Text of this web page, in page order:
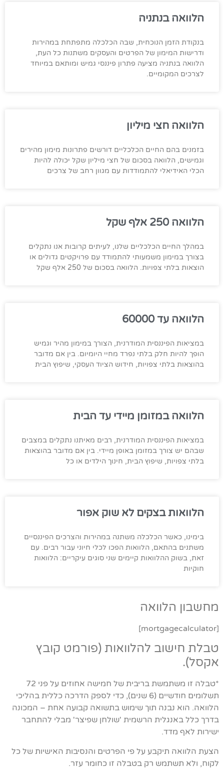
הלוואה בנתניה
בנקודת הזמן הנוכחית, שבה הכלכלה מתפתחת במהירות
ודרישות המימון של הפרטים והעסקים משתנות כל העת,
הלוואה בנתניה מציעה פתרון פיננסי גמיש ומותאם במיוחד
לצרכים המקומיים.
הלוואה חצי מיליון
בזמנים בהם החיים הכלכליים דורשים פתרונות מימון מהירים
וגמישים, הלוואה בסכום של חצי מיליון שקל יכולה להיות
הכלי האידיאלי להתמודדות עם מגוון רחב של צרכים
הלוואה 250 אלף שקל
במהלך החיים הכלכליים שלנו, לעיתים קרובות אנו נתקלים
בצורך במימון משמעותי להתמודד עם פרויקטים גדולים או
הוצאות בלתי צפויות. הלוואה בסכום של 250 אלף שקל
הלוואה עד 60000
במציאות הפיננסית המודרנית, הצורך במימון מהיר וגמיש
הופך להיות חלק בלתי נפרד מחיי היומיום. בין אם מדובר
בהוצאות בלתי צפויות, חידוש הציוד העסקי, שיפוץ הבית
הלוואה במזומן מיידי עד הבית
במציאות הפיננסית המודרנית, רבים מאיתנו נתקלים במצבים
שבהם יש צורך במזומן באופן מיידי. בין אם מדובר בהוצאות
בלתי צפויות, שיפוץ הבית, חינוך הילדים או כל
הלוואות בצקים לא שוק אפור
בימינו, כאשר הכלכלה משתנה במהירות והצרכים הפיננסיים
משתנים בהתאם, הלוואות הפכו לכלי חיוני עבור רבים. עם
זאת, בשוק ההלוואות קיימים שני סוגים עיקריים: הלוואות
חוקיות
מחשבון הלוואה
[mortgagecalculator]
טבלת חישוב להלוואות (פורמט קובץ
אקסל).
*טבלה זו משתמשת בריבית של חמישה אחוזים על פני 72
תשלומים חודשיים (6 שנים), כדי לספק הדרכה כללית בהליכי
הלוואה. הוא נבנה תוך שימוש בתשואה קבועה אחת – המכונה
בדרך כלל באנגלית הרשמית 'שולחן שפיצר' מבלי להתחבר
ישירות לאף מדד.
הצעת הלוואה תיקבע על פי הפרטים והנסיבות האישיות של כל
לקוח, ולא תשתמש רק בטבלה זו כחומר עזר.